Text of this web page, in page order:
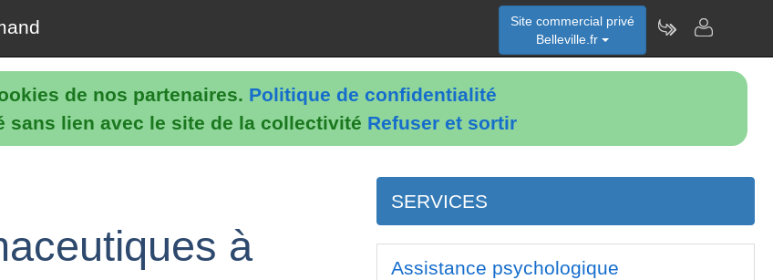
de nos partenaires. Politique de confidentialité
sans lien avec le site de la collectivité Refuser et sortir
Site commercial privé
Belleville.fr
à
SERVICES
Assistance psychologique